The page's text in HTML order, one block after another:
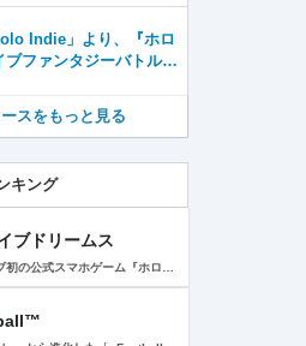
はこれまでにない新鮮な
が楽しめる【先行プレイ
Indie」より、『ホロ
ブファンタジーバトル』
月7日発売！
スをもっと見る
キング
ブドリームス
ホロライブ初の公式スマホゲーム『ホロライブドリームス(ホロドリ)』がリズム&RPGとして登場！ リズムゲームを中心に、テーマパークの発展やミニゲームなど多彩なコンテンツを収録！ 総勢50名以上のホロライブメンバーが登場し、初期収録楽曲はなんと150曲以上！ ホロライブのファンも、初めての方も幅広く楽しめる作品で、遊び方はあなた次第！ ▼本格リズムゲーム▼ 公式MVやライブ映像を背景に、本格リズムゲームが楽しめる！ 自分だけのオリジナル譜面を作って公開できる「クリエイト譜面」機能を搭載！ ・超高難度のやり込み譜面 ・タレントへの愛を詰め込んだ譜面 ・みんなで楽しめるネタ譜面 などなど、世界中のプレイヤーがつくった譜面で遊んで、楽しさ無限大！ リズムゲームが苦手な方でもオート機能で安心して遊べる！ タレント育成/編成でスコアアップを目指そう！ ▼初期収録楽曲は150曲以上▼ ホロライブ楽曲から人気カバー楽曲まで幅広く収録！ 最新ヒットから定番曲までラインナップ！ 【ホロライブ楽曲】 ・ビビデバ ・Shiny Smily Story ・BLUE CLAPPER ほか 【カバー楽曲】 ・勇者 ・メギツネ ・わたしの一番かわいいところ ほか ▼ゲームの舞台はテーマパーク▼ 舞台は、世界のどこかに浮かぶ無人島。 ホロライブメンバーと力を合わせ、夢のテーマパークを発展させていく。 リズムゲームやミニゲームをプレイしてクエストを進行しパークを発展させよう！ ホロメンクエストをプレイすることで、操作タレントが増えていく！ 推しホロメンを解放して、夢のテーマパークを作り上げよう！ ホロライブらしさあふれる施設も多数登場！ このゲームだけのオリジナルストーリーも展開！ 夢のテーマパーク完成を目指そう！ ▼1人でもみんなでも楽しめるミニゲーム▼ ひとりでも、みんなでも楽しめる多彩なミニゲームを収録！ マルチプレイ搭載で、協力や対戦で盛り上がろう！ 難しいアクションが苦手な方でも楽しめるシンプル操作のミニゲームも収録！ 短時間で遊べるカジュアルなものから、繰り返し挑戦したくなるやり込み系まで幅広くラインナップ！ プレイして報酬を獲得し、育成やパーク発展をさらに加速させよう！ ▼公式サイト：https://www.hololive-dreams.com ▼利用規約：https://www.hololive-dreams.com/terms ▼プライバシーポリシー：https://qualiarts.jp/privacy ▼Ⓒ COVER / Ⓒ QualiArts, Inc. +++++++++++++++++++++++++++++++++++++++++++++++++++++++++++ このアプリケーションには、株式会社Live2Dの「Live2D」が使用されています。